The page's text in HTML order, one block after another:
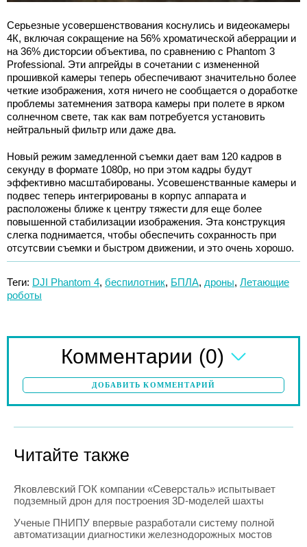
Серьезные усовершенствования коснулись и видеокамеры
4К, включая сокращение на 56% хроматической аберрации и
на 36% дисторсии объектива, по сравнению с Phantom 3
Professional. Эти апгрейды в сочетании с измененной
прошивкой камеры теперь обеспечивают значительно более
четкие изображения, хотя ничего не сообщается о доработке
проблемы затемнения затвора камеры при полете в ярком
солнечном свете, так как вам потребуется установить
нейтральный фильтр или даже два.
Новый режим замедленной съемки дает вам 120 кадров в
секунду в формате 1080p, но при этом кадры будут
эффективно масштабированы. Усовешенстванные камеры и
подвес теперь интегрированы в корпус аппарата и
расположены ближе к центру тяжести для еще более
повышенной стабилизации изображения. Эта конструкция
слегка поднимается, чтобы обеспечить сохранность при
отсутсвии съемки и быстром движении, и это очень хорошо.
Теги: DJI Phantom 4, беспилотник, БПЛА, дроны, Летающие
роботы
Комментарии (0)
ДОБАВИТЬ КОММЕНТАРИЙ
Читайте также
Яковлевский ГОК компании «Северсталь» испытывает
подземный дрон для построения 3D-моделей шахты
Ученые ПНИПУ впервые разработали систему полной
автоматизации диагностики железнодорожных мостов